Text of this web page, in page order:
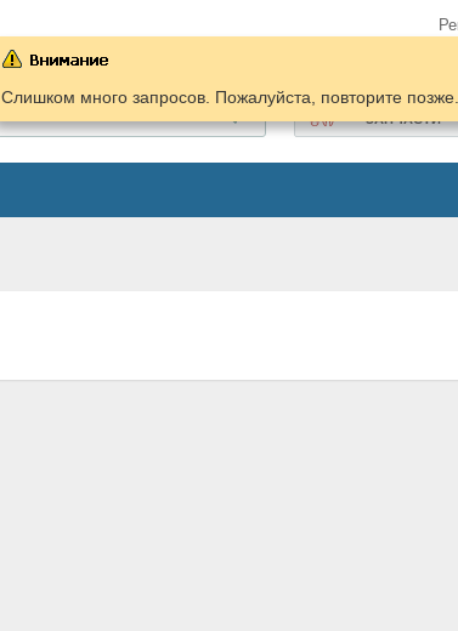
ПОДОБРАТЬ
ЗАПЧАСТИ
Слишком много запросов. Пожалуйста, повторите позже.